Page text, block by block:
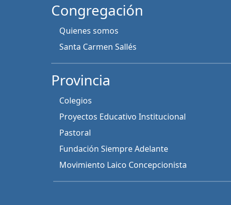
Congregación
Quienes somos
Santa Carmen Sallés
Provincia
Colegios
Proyectos Educativo Institucional
Pastoral
Fundación Siempre Adelante
Movimiento Laico Concepcionista